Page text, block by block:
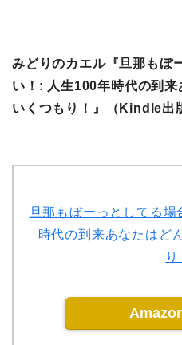
みどりのカエル『旦那もぼ
い！: 人生100年時代の到
いくつもり！』（Kindle出
旦那もぼーっとしてる
時代の到来あなたはど
り